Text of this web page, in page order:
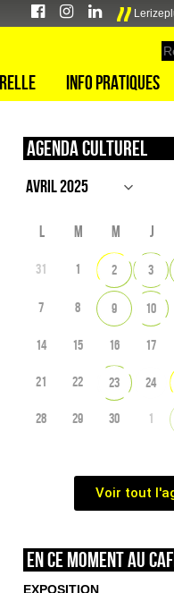
Info pratiques
Agenda culturel
L M M J
31 1 2 3
7 8 9 10
14 15 16 17
21 22 23 24
28 29 30 1
Voir tout
En ce moment au
EXPOSITION